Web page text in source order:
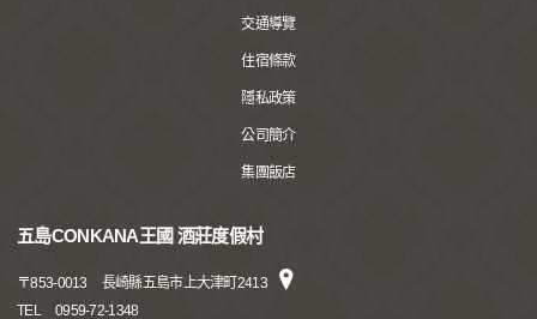
交通導覽
住宿條款
隱私政策
公司簡介
集團飯店
五島CONKANA王國 酒莊度假村
〒853-0013
長崎縣五島市上大津町2413
TEL
0959-72-1348